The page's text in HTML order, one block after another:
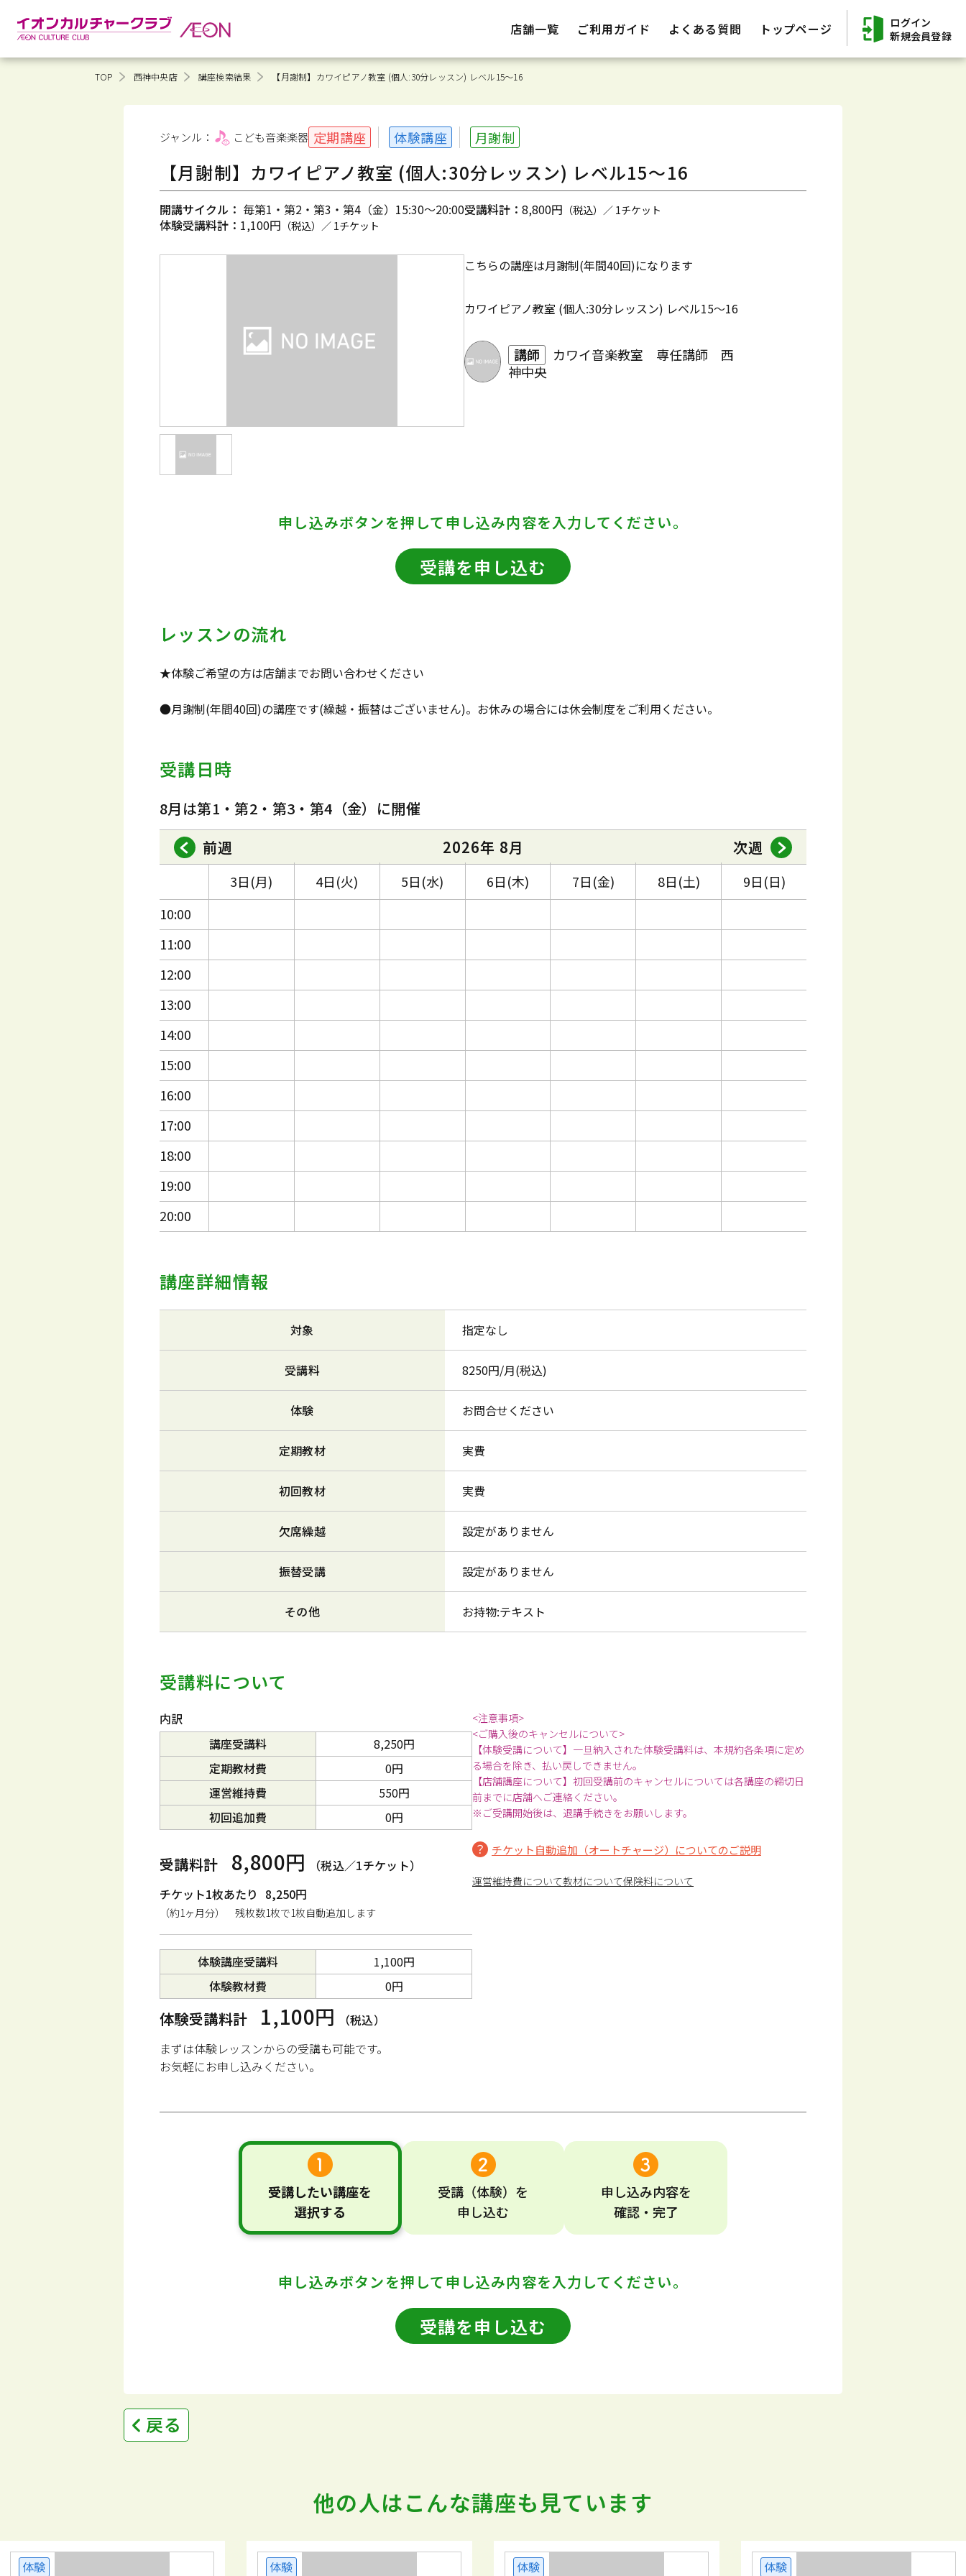
店舗一覧 ご利用ガイド よくある質問 トップページ
ログイン
新規会員登録
TOP 西神中央店 講座検索結果 【月謝制】カワイピアノ教室 (個人:30分レッスン) レベル15～16
ジャンル： こども音楽楽器 定期講座 体験講座 月謝制
【月謝制】カワイピアノ教室 (個人:30分レッスン) レベル15～16
開講サイクル： 毎第1・第2・第3・第4（金）15:30～20:00受講料計： 8,800円 （税込）／ 1チケット
体験受講料計： 1,100円 （税込）／ 1チケット
こちらの講座は月謝制(年間40回)になります
カワイピアノ教室 (個人:30分レッスン) レベル15～16
講師
カワイ音楽教室 専任講師 西
神中央
申し込みボタンを押して申し込み内容を入力してください。
受講を申し込む
レッスンの流れ
★体験ご希望の方は店舗までお問い合わせください
●月謝制(年間40回)の講座です(繰越・振替はございません)。お休みの場合には休会制度をご利用ください。
受講日時
8月は第1・第2・第3・第4（金）に開催
前週
2026年 8月 次週
10:00
11:00
12:00
13:00
14:00
15:00
16:00
17:00
18:00
19:00
20:00
3日(月) 4日(火) 5日(水) 6日(木) 7日(金) 8日(土) 9日(日)
講座詳細情報
対象 指定なし
受講料 8250円/月(税込)
体験 お問合せください
定期教材 実費
初回教材 実費
欠席繰越 設定がありません
振替受講 設定がありません
その他 お持物:テキスト
受講料について
内訳
講座受講料
8,250円
定期教材費
0円
運営維持費
550円
初回追加費
0円
受講料計 8,800円
（税込／1チケット）
チケット1枚あたり 8,250円
（約1ヶ月分） 残枚数1枚で1枚自動追加します
体験講座受講料
1,100円
体験教材費
0円
体験受講料計 1,100円
（税込）
まずは体験レッスンからの受講も可能です。
お気軽にお申し込みください。
<注意事項>
<ご購入後のキャンセルについて>
【体験受講について】一旦納入された体験受講料は、本規約各条項に定め
る場合を除き、払い戻しできません。
【店舗講座について】初回受講前のキャンセルについては各講座の締切日
前までに店舗へご連絡ください。
※ご受講開始後は、退講手続きをお願いします。
チケット自動追加（オートチャージ）についてのご説明
運営維持費について教材について保険料について
受講したい講座を
選択する
受講 （体験） を
申し込む
申し込み内容を
確認・完了
申し込みボタンを押して申し込み内容を入力してください。
受講を申し込む
戻る
他の人はこんな講座も見ています
体験 体験 体験 体験